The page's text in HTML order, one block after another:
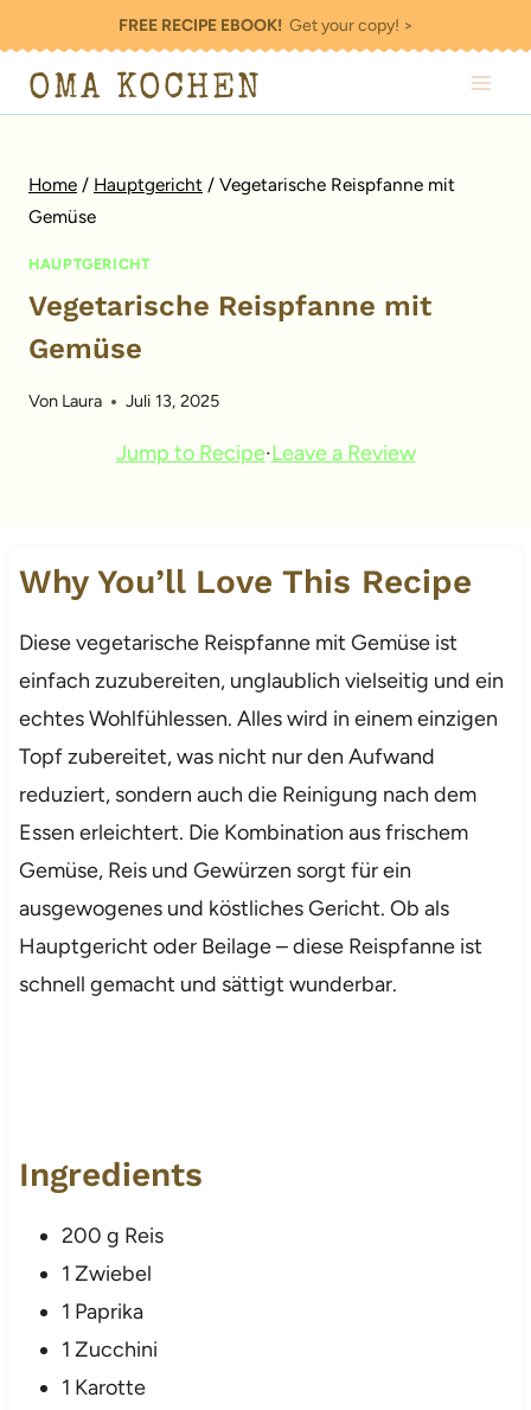
Inhalt
springen
FREE RECIPE EBOOK!Get your copy! >
OMA KOCHEN
Home / Hauptgericht / Vegetarische Reispfanne mit
Gemüse
HAUPTGERICHT
Vegetarische Reispfanne mit
Gemüse
Von Laura Juli 13, 2025
Jump to Recipe·Leave a Review
Why You’ll Love This Recipe
Diese vegetarische Reispfanne mit Gemüse ist
einfach zuzubereiten, unglaublich vielseitig und ein
echtes Wohlfühlessen. Alles wird in einem einzigen
Topf zubereitet, was nicht nur den Aufwand
reduziert, sondern auch die Reinigung nach dem
Essen erleichtert. Die Kombination aus frischem
Gemüse, Reis und Gewürzen sorgt für ein
ausgewogenes und köstliches Gericht. Ob als
Hauptgericht oder Beilage – diese Reispfanne ist
schnell gemacht und sättigt wunderbar.
Ingredients
200 g Reis
1 Zwiebel
1 Paprika
1 Zucchini
1 Karotte